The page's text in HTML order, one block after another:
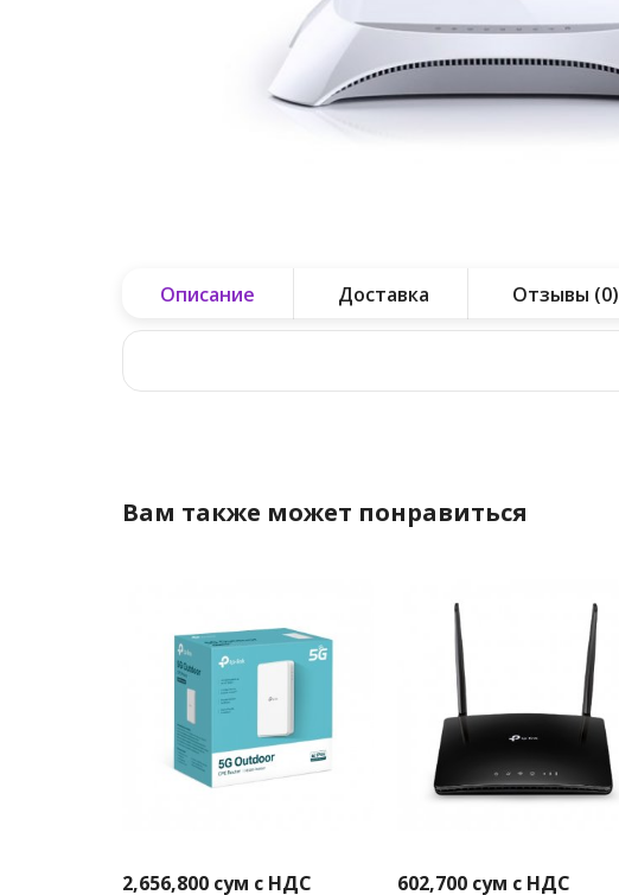
Описание Доставка Отзывы (0)
Вам также может понравиться
2,656,800 сум с НДС 602,700 сум с НДС